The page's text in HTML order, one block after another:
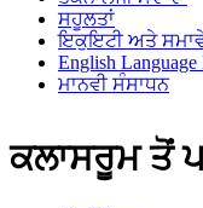
ਸਹੂਲਤਾਂ
ਇਕੁਇਟੀ ਅਤੇ
English Language
ਮਾਨਵੀ ਸੰਸਾਧਨ
ਕਲਾਸਰੂਮ ਤੋਂ